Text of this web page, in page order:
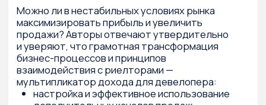
разобраться» тоже непросто. У них нет
ответов на стандартные вопросы
менеджеров: какую конкретно квартиру
вы хотите купить и на каких условиях. Им нужна
помощь. Кто-то должен сориентировать
их на рынке, подсказать, как реагировать
на изменения, рассказать о новых стандартах
градостроительства, помочь определиться
с критериями выбора. Они не пишут
отрицательных отзывов в соцсетях. Но и не
покупают, предпочитая дождаться более
спокойных времен.